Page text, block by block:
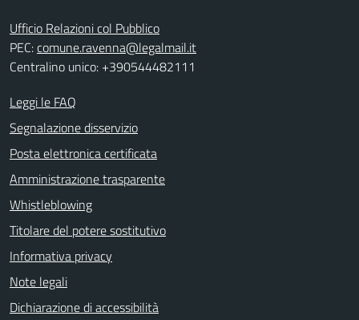
Ufficio Relazioni col Pubblico
PEC:comune.ravenna@legalmail.it
Centralino unico: +390544482111
Leggi le FAQ
Segnalazione disservizio
Posta elettronica certificata
Amministrazione trasparente
Whistleblowing
Titolare del potere sostitutivo
Informativa privacy
Note legali
Dichiarazione di accessibilità